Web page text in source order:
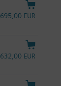
695,00 EUR
632,00 EUR